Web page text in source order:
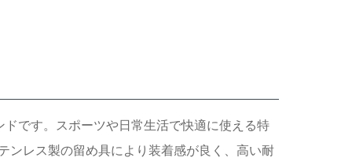
です。スポーツや日常生活で快適に使える特
ンレス製の留め具により装着感が良く、高い耐